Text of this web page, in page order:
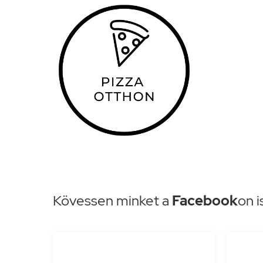
Kövessen minket a Facebookon